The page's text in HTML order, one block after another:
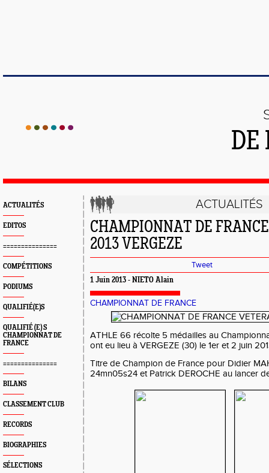
DE
ACTUALITÉS
EDITOS
===============
COMPÉTITIONS
PODIUMS
QUALIFIÉ(E)S
QUALIFIÉ (E) S
CHAMPIONNAT DE
FRANCE
===============
BILANS
CLASSEMENT CLUB
RECORDS
BIOGRAPHIES
SÉLECTIONS
ACTUALITÉS
CHAMPIONNAT DE
2013 VERGEZE
Tweet
1 Juin 2013 - NIETO Alain
CHAMPIONNAT DE FRANCE
ATHLE 66 récolte 5 médailles au
ont eu lieu à VERGEZE (30) le 1er et 2 juin
Titre de Champion de France pour Didier
24mn05s24 et Patrick DEROCHE au lancer